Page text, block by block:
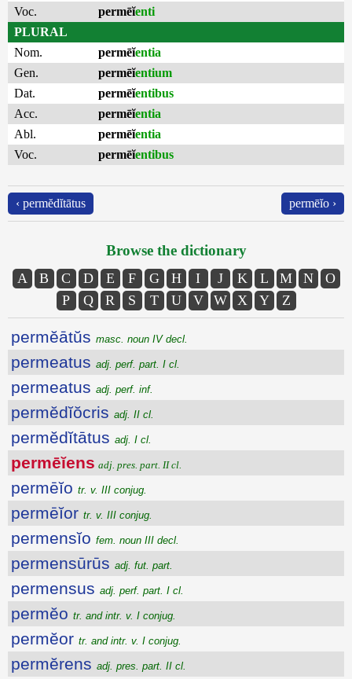
Voc. permēĭenti
PLURAL
Nom.
permēĭentia
Gen.
permēĭentium
Dat.
permēĭentibus
Acc.
permēĭentia
Abl.
permēĭentia
Voc.
permēĭentibus
‹ permĕdĭtātus permēĭo ›
Browse the dictionary
A B C D E F G H I J K L M N
O
P
Q R S T U V W X Y Z
permĕātŭs masc. noun IV decl.
permeatus adj. perf. part. I cl.
permeatus adj. perf. inf.
permĕdĭŏcris adj. II cl.
permĕdĭtātus adj. I cl.
permēĭens adj. pres. part. II cl.
permēĭo tr. v. III conjug.
permēĭor tr. v. III conjug.
permensĭo fem. noun III decl.
permensūrūs adj. fut. part.
permensus adj. perf. part. I cl.
permĕo tr. and intr. v. I conjug.
permĕor tr. and intr. v. I conjug.
permĕrens adj. pres. part. II cl.